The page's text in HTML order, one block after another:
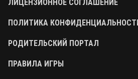
ЛИЦЕНЗИОННОЕ СОГЛАШЕНИЕ
ПОЛИТИКА
РОДИТЕЛЬСКИЙ ПОРТАЛ
ПРАВИЛА ИГРЫ